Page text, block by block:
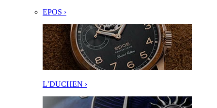
EPOS ›
L’DUCHEN ›